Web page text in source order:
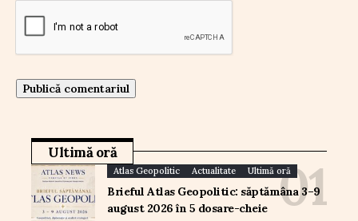
Ultimă oră
Atlas Geopolitic Actualitate Ultimă oră
Brieful Atlas Geopolitic: săptămâna 3–9
august 2026 în 5 dosare-cheie